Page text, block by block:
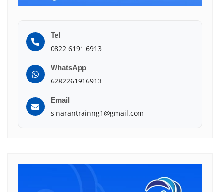
Tel
0822 6191 6913
WhatsApp
6282261916913
Email
sinarantrainng1@gmail.com